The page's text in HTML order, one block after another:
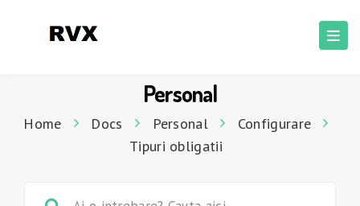
Personal
Home Docs Personal
Configurare
Tipuri obligatii